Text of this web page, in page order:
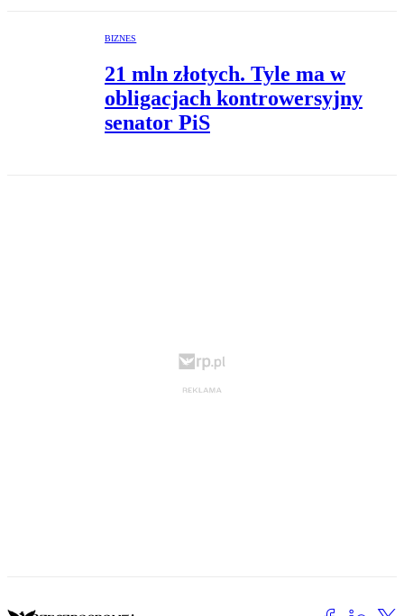
BIZNES
21 mln złotych. Tyle ma w
obligacjach kontrowersyjny
senator PiS